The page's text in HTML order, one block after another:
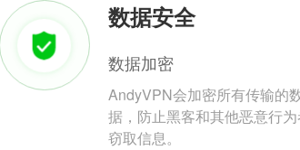
数据安全
数据加密
AndyVPN会加密所有传输的
据，防止黑客和其他恶意行
窃取信息。